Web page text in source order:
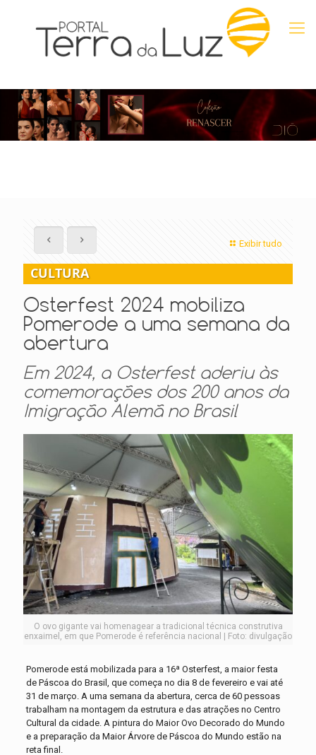
Exibir tudo
CULTURA
Osterfest 2024 mobiliza
Pomerode a uma semana da
abertura
Em 2024, a Osterfest aderiu às
comemorações dos 200 anos da
Imigração Alemã no Brasil
O ovo gigante vai homenagear a tradicional técnica construtiva
enxaimel, em que Pomerode é referência nacional | Foto: divulgação
Pomerode está mobilizada para a 16ª Osterfest, a maior festa
de Páscoa do Brasil, que começa no dia 8 de fevereiro e vai até
31 de março. A uma semana da abertura, cerca de 60 pessoas
trabalham na montagem da estrutura e das atrações no Centro
Cultural da cidade. A pintura do Maior Ovo Decorado do Mundo
e a preparação da Maior Árvore de Páscoa do Mundo estão na
reta final.